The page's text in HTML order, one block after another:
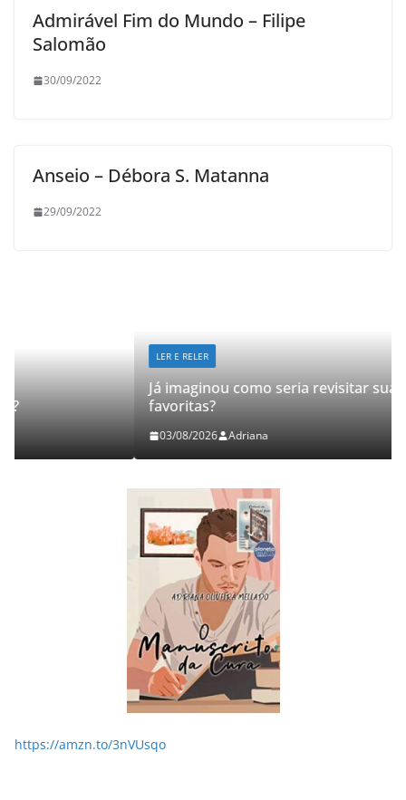
Admirável Fim do Mundo – Filipe
Salomão
30/09/2022
Anseio – Débora S. Matanna
29/09/2022
Já imaginou como seria revisitar suas histórias
favoritas?
Adriana
https://amzn.to/3nVUsqo